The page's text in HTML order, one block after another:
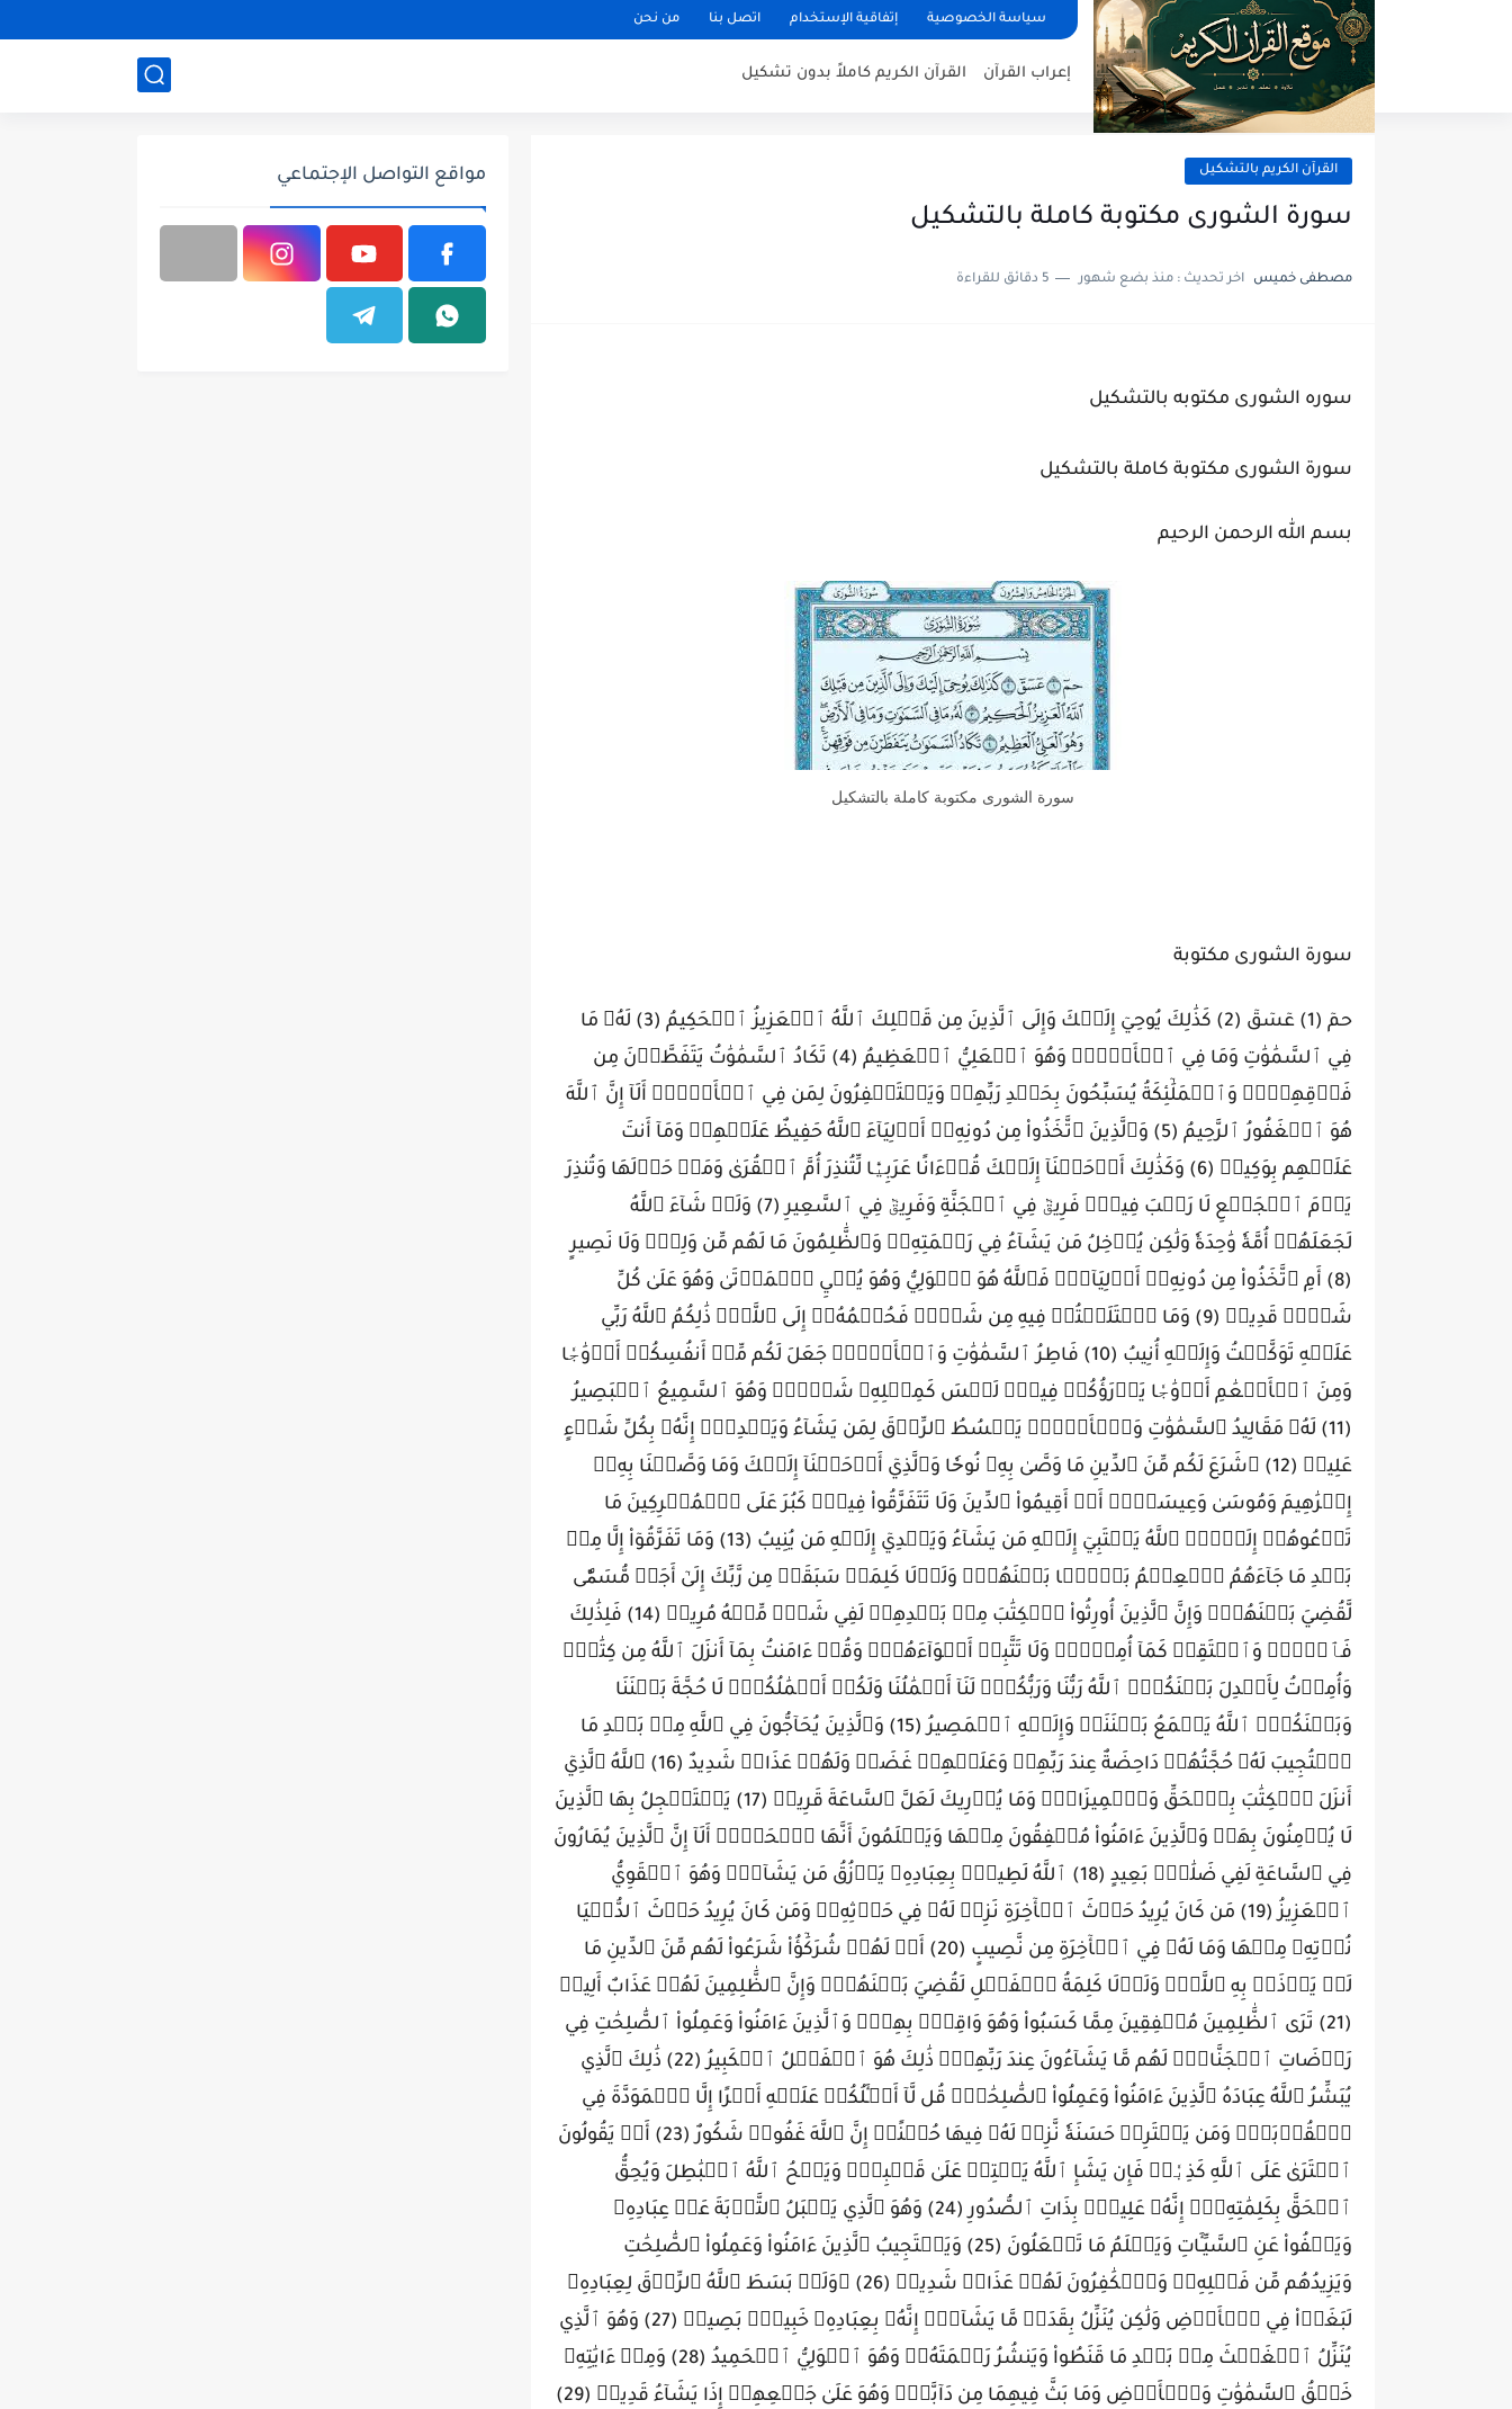
سياسة الخصوصية إتفاقية الإستخدام اتصل بنا من نحن
إعراب القرآن القرآن الكريم كاملاً بدون تشكيل
القرآن الكريم بالتشكيل
سورة الشورى مكتوبة كاملة بالتشكيل
مصطفى خميس اخر تحديث : منذ بضع شهور 5 دقائق للقراءة
سوره الشورى مكتوبه بالتشكيل
سورة الشورى مكتوبة كاملة بالتشكيل
بسم الله الرحمن الرحيم
سورة الشورى مكتوبة كاملة بالتشكيل
سورة الشورى مكتوبة
حمٓ (1) عٓسٓقٓ (2) كَذَٰلِكَ يُوحِيٓ إِلَيۡكَ وَإِلَى ٱلَّذِينَ مِن قَبۡلِكَ ٱللَّهُ ٱلۡعَزِيزُ ٱلۡحَكِيمُ (3) لَهُۥ مَا
فِي ٱلسَّمَٰوَٰتِ وَمَا فِي ٱلۡأَرۡضِۖ وَهُوَ ٱلۡعَلِيُّ ٱلۡعَظِيمُ (4) تَكَادُ ٱلسَّمَٰوَٰتُ يَتَفَطَّرۡنَ مِن
فَوۡقِهِنَّۚ وَٱلۡمَلَٰٓئِكَةُ يُسَبِّحُونَ بِحَمۡدِ رَبِّهِمۡ وَيَسۡتَغۡفِرُونَ لِمَن فِي ٱلۡأَرۡضِۗ أَلَآ إِنَّ ٱللَّهَ
هُوَ ٱلۡغَفُورُ ٱلرَّحِيمُ (5) وَٱلَّذِينَ ٱتَّخَذُواْ مِن دُونِهِۦٓ أَوۡلِيَآءَ ٱللَّهُ حَفِيظٌ عَلَيۡهِمۡ وَمَآ أَنتَ
عَلَيۡهِم بِوَكِيلٖ (6) وَكَذَٰلِكَ أَوۡحَيۡنَآ إِلَيۡكَ قُرۡءَانًا عَرَبِيّٗا لِّتُنذِرَ أُمَّ ٱلۡقُرَىٰ وَمَنۡ حَوۡلَهَا وَتُنذِرَ
يَوۡمَ ٱلۡجَمۡعِ لَا رَيۡبَ فِيهِۚ فَرِيقٞ فِي ٱلۡجَنَّةِ وَفَرِيقٞ فِي ٱلسَّعِيرِ (7) وَلَوۡ شَآءَ ٱللَّهُ
لَجَعَلَهُمۡ أُمَّةٗ وَٰحِدَةٗ وَلَٰكِن يُدۡخِلُ مَن يَشَآءُ فِي رَحۡمَتِهِۦۚ وَٱلظَّٰلِمُونَ مَا لَهُم مِّن وَلِيّٖ وَلَا نَصِيرٍ
(8) أَمِ ٱتَّخَذُواْ مِن دُونِهِۦٓ أَوۡلِيَآءَۖ فَٱللَّهُ هُوَ ٱلۡوَلِيُّ وَهُوَ يُحۡيِ ٱلۡمَوۡتَىٰ وَهُوَ عَلَىٰ كُلِّ
شَيۡءٖ قَدِيرٞ (9) وَمَا ٱخۡتَلَفۡتُمۡ فِيهِ مِن شَيۡءٖ فَحُكۡمُهُۥٓ إِلَى ٱللَّهِۚ ذَٰلِكُمُ ٱللَّهُ رَبِّي
عَلَيۡهِ تَوَكَّلۡتُ وَإِلَيۡهِ أُنِيبُ (10) فَاطِرُ ٱلسَّمَٰوَٰتِ وَٱلۡأَرۡضِۚ جَعَلَ لَكُم مِّنۡ أَنفُسِكُمۡ أَزۡوَٰجٗا
وَمِنَ ٱلۡأَنۡعَٰمِ أَزۡوَٰجٗا يَذۡرَؤُكُمۡ فِيهِۚ لَيۡسَ كَمِثۡلِهِۦ شَيۡءٞۖ وَهُوَ ٱلسَّمِيعُ ٱلۡبَصِيرُ
(11) لَهُۥ مَقَالِيدُ ٱلسَّمَٰوَٰتِ وَٱلۡأَرۡضِۖ يَبۡسُطُ ٱلرِّزۡقَ لِمَن يَشَآءُ وَيَقۡدِرُۚ إِنَّهُۥ بِكُلِّ شَيۡءٍ
عَلِيمٞ (12) ۞شَرَعَ لَكُم مِّنَ ٱلدِّينِ مَا وَصَّىٰ بِهِۦ نُوحٗا وَٱلَّذِيٓ أَوۡحَيۡنَآ إِلَيۡكَ وَمَا وَصَّيۡنَا بِهِۦٓ
إِبۡرَٰهِيمَ وَمُوسَىٰ وَعِيسَىٰٓۖ أَنۡ أَقِيمُواْ ٱلدِّينَ وَلَا تَتَفَرَّقُواْ فِيهِۚ كَبُرَ عَلَى ٱلۡمُشۡرِكِينَ مَا
تَدۡعُوهُمۡ إِلَيۡهِۚ ٱللَّهُ يَجۡتَبِيٓ إِلَيۡهِ مَن يَشَآءُ وَيَهۡدِيٓ إِلَيۡهِ مَن يُنِيبُ (13) وَمَا تَفَرَّقُوٓاْ إِلَّا مِنۢ
بَعۡدِ مَا جَآءَهُمُ ٱلۡعِلۡمُ بَغۡيَۢا بَيۡنَهُمۡۚ وَلَوۡلَا كَلِمَةٞ سَبَقَتۡ مِن رَّبِّكَ إِلَىٰٓ أَجَلٖ مُّسَمّٗى
لَّقُضِيَ بَيۡنَهُمۡۚ وَإِنَّ ٱلَّذِينَ أُورِثُواْ ٱلۡكِتَٰبَ مِنۢ بَعۡدِهِمۡ لَفِي شَكّٖ مِّنۡهُ مُرِيبٖ (14) فَلِذَٰلِكَ
فَٱدۡعُۖ وَٱسۡتَقِمۡ كَمَآ أُمِرۡتَۖ وَلَا تَتَّبِعۡ أَهۡوَآءَهُمۡۖ وَقُلۡ ءَامَنتُ بِمَآ أَنزَلَ ٱللَّهُ مِن كِتَٰبٖۖ
وَأُمِرۡتُ لِأَعۡدِلَ بَيۡنَكُمُۖ ٱللَّهُ رَبُّنَا وَرَبُّكُمۡۖ لَنَآ أَعۡمَٰلُنَا وَلَكُمۡ أَعۡمَٰلُكُمۡۖ لَا حُجَّةَ بَيۡنَنَا
وَبَيۡنَكُمُۖ ٱللَّهُ يَجۡمَعُ بَيۡنَنَاۖ وَإِلَيۡهِ ٱلۡمَصِيرُ (15) وَٱلَّذِينَ يُحَآجُّونَ فِي ٱللَّهِ مِنۢ بَعۡدِ مَا
ٱسۡتُجِيبَ لَهُۥ حُجَّتُهُمۡ دَاحِضَةٌ عِندَ رَبِّهِمۡ وَعَلَيۡهِمۡ غَضَبٞ وَلَهُمۡ عَذَابٞ شَدِيدٌ (16) ٱللَّهُ ٱلَّذِيٓ
أَنزَلَ ٱلۡكِتَٰبَ بِٱلۡحَقِّ وَٱلۡمِيزَانَۗ وَمَا يُدۡرِيكَ لَعَلَّ ٱلسَّاعَةَ قَرِيبٞ (17) يَسۡتَعۡجِلُ بِهَا ٱلَّذِينَ
لَا يُؤۡمِنُونَ بِهَاۖ وَٱلَّذِينَ ءَامَنُواْ مُشۡفِقُونَ مِنۡهَا وَيَعۡلَمُونَ أَنَّهَا ٱلۡحَقُّۗ أَلَآ إِنَّ ٱلَّذِينَ يُمَارُونَ
فِي ٱلسَّاعَةِ لَفِي ضَلَٰلِۭ بَعِيدٍ (18) ٱللَّهُ لَطِيفُۢ بِعِبَادِهِۦ يَرۡزُقُ مَن يَشَآءُۖ وَهُوَ ٱلۡقَوِيُّ
ٱلۡعَزِيزُ (19) مَن كَانَ يُرِيدُ حَرۡثَ ٱلۡأٓخِرَةِ نَزِدۡ لَهُۥ فِي حَرۡثِهِۦۖ وَمَن كَانَ يُرِيدُ حَرۡثَ ٱلدُّنۡيَا
نُؤۡتِهِۦ مِنۡهَا وَمَا لَهُۥ فِي ٱلۡأٓخِرَةِ مِن نَّصِيبٍ (20) أَمۡ لَهُمۡ شُرَكَٰٓؤُاْ شَرَعُواْ لَهُم مِّنَ ٱلدِّينِ مَا
لَمۡ يَأۡذَنۢ بِهِ ٱللَّهُۚ وَلَوۡلَا كَلِمَةُ ٱلۡفَصۡلِ لَقُضِيَ بَيۡنَهُمۡۗ وَإِنَّ ٱلظَّٰلِمِينَ لَهُمۡ عَذَابٌ أَلِيمٞ
(21) تَرَى ٱلظَّٰلِمِينَ مُشۡفِقِينَ مِمَّا كَسَبُواْ وَهُوَ وَاقِعُۢ بِهِمۡۗ وَٱلَّذِينَ ءَامَنُواْ وَعَمِلُواْ ٱلصَّٰلِحَٰتِ فِي
رَوۡضَاتِ ٱلۡجَنَّاتِۖ لَهُم مَّا يَشَآءُونَ عِندَ رَبِّهِمۡۚ ذَٰلِكَ هُوَ ٱلۡفَضۡلُ ٱلۡكَبِيرُ (22) ذَٰلِكَ ٱلَّذِي
يُبَشِّرُ ٱللَّهُ عِبَادَهُ ٱلَّذِينَ ءَامَنُواْ وَعَمِلُواْ ٱلصَّٰلِحَٰتِۗ قُل لَّآ أَسۡـَٔلُكُمۡ عَلَيۡهِ أَجۡرًا إِلَّا ٱلۡمَوَدَّةَ فِي
ٱلۡقُرۡبَىٰۗ وَمَن يَقۡتَرِفۡ حَسَنَةٗ نَّزِدۡ لَهُۥ فِيهَا حُسۡنًاۚ إِنَّ ٱللَّهَ غَفُورٞ شَكُورٌ (23) أَمۡ يَقُولُونَ
ٱفۡتَرَىٰ عَلَى ٱللَّهِ كَذِبٗاۖ فَإِن يَشَإِ ٱللَّهُ يَخۡتِمۡ عَلَىٰ قَلۡبِكَۗ وَيَمۡحُ ٱللَّهُ ٱلۡبَٰطِلَ وَيُحِقُّ
ٱلۡحَقَّ بِكَلِمَٰتِهِۦٓۚ إِنَّهُۥ عَلِيمُۢ بِذَاتِ ٱلصُّدُورِ (24) وَهُوَ ٱلَّذِي يَقۡبَلُ ٱلتَّوۡبَةَ عَنۡ عِبَادِهِۦ
وَيَعۡفُواْ عَنِ ٱلسَّيِّـَٔاتِ وَيَعۡلَمُ مَا تَفۡعَلُونَ (25) وَيَسۡتَجِيبُ ٱلَّذِينَ ءَامَنُواْ وَعَمِلُواْ ٱلصَّٰلِحَٰتِ
وَيَزِيدُهُم مِّن فَضۡلِهِۦۚ وَٱلۡكَٰفِرُونَ لَهُمۡ عَذَابٞ شَدِيدٞ (26) ۞وَلَوۡ بَسَطَ ٱللَّهُ ٱلرِّزۡقَ لِعِبَادِهِۦ
لَبَغَوۡاْ فِي ٱلۡأَرۡضِ وَلَٰكِن يُنَزِّلُ بِقَدَرٖ مَّا يَشَآءُۚ إِنَّهُۥ بِعِبَادِهِۦ خَبِيرُۢ بَصِيرٞ (27) وَهُوَ ٱلَّذِي
يُنَزِّلُ ٱلۡغَيۡثَ مِنۢ بَعۡدِ مَا قَنَطُواْ وَيَنشُرُ رَحۡمَتَهُۥۚ وَهُوَ ٱلۡوَلِيُّ ٱلۡحَمِيدُ (28) وَمِنۡ ءَايَٰتِهِۦ
خَلۡقُ ٱلسَّمَٰوَٰتِ وَٱلۡأَرۡضِ وَمَا بَثَّ فِيهِمَا مِن دَآبَّةٖۚ وَهُوَ عَلَىٰ جَمۡعِهِمۡ إِذَا يَشَآءُ قَدِيرٞ (29)
مواقع التواصل الإجتماعي